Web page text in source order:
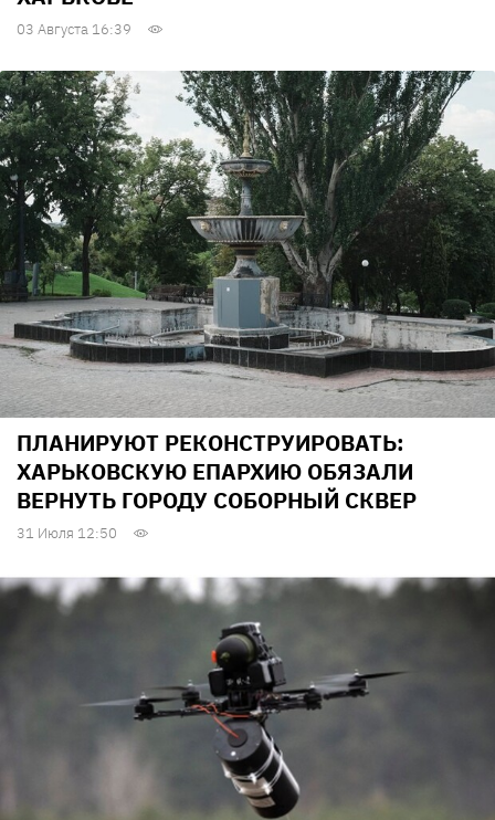
03 Августа 16:39
ПЛАНИРУЮТ РЕКОНСТРУИРОВАТЬ:
ХАРЬКОВСКУЮ ЕПАРХИЮ ОБЯЗАЛИ
ВЕРНУТЬ ГОРОДУ СОБОРНЫЙ СКВЕР
31 Июля 12:50